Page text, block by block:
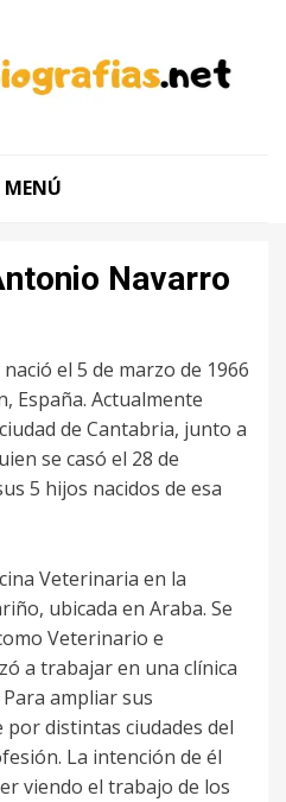
MENÚ
Navarro
el 5 de marzo de 1966
España. Actualmente
de Cantabria, junto a
se casó el 28 de
5 hijos nacidos de esa
Veterinaria en la
ubicada en Araba. Se
Veterinario e
a trabajar en una clínica
ampliar sus
distintas ciudades del
La intención de él
viendo el trabajo de los